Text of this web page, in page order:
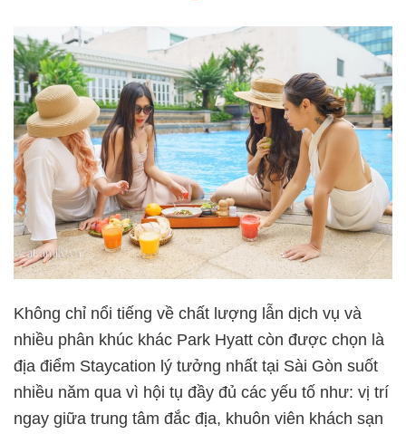
Không chỉ nổi tiếng về chất lượng lẫn dịch vụ và
nhiều phân khúc khác Park Hyatt còn được chọn là
địa điểm Staycation lý tưởng nhất tại Sài Gòn suốt
nhiều năm qua vì hội tụ đầy đủ các yếu tố như: vị trí
ngay giữa trung tâm đắc địa, khuôn viên khách sạn